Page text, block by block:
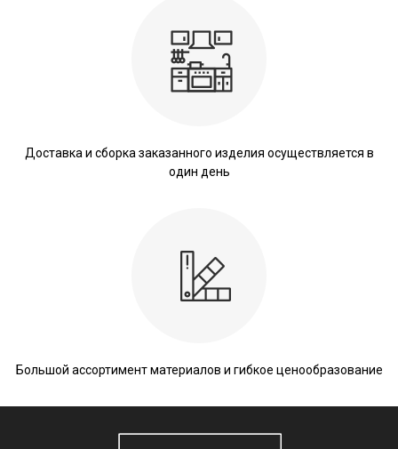
Доставка и сборка заказанного изделия осуществляется в
один день
Большой ассортимент материалов и гибкое ценообразование